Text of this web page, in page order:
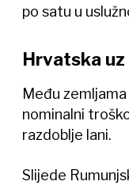
po satu u
Hrvatska
Među
nominalni
razdoblje lani.
Slijede